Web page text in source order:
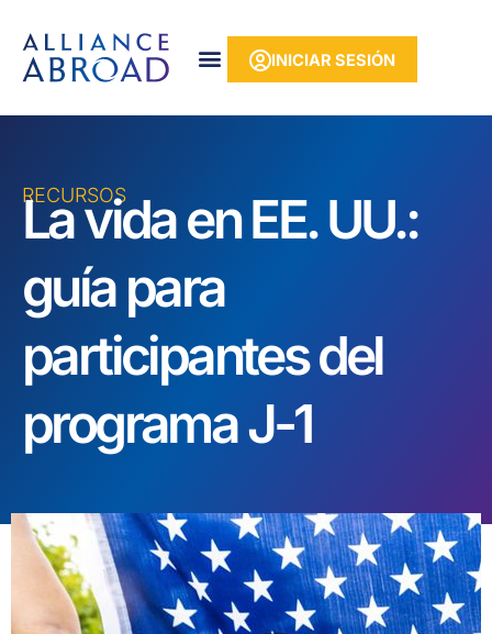
contenido
INICIAR SESIÓN
RECURSOS
La vida en EE. UU.:
guía para
participantes del
programa J-1